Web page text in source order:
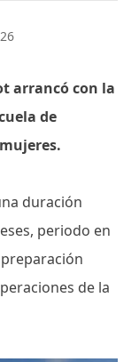
arrancó con la
de
duración
periodo en
de la